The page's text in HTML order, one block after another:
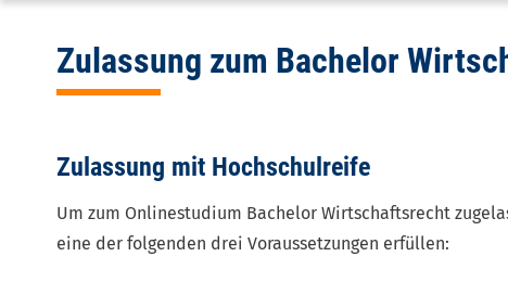
levelZulassung zum Bachelor
Zulassung mit Hochschulreife
Um zum Onlinestudium Bachelor Wirtschaftsrecht
eine der folgenden drei Voraussetzungen erfüllen: